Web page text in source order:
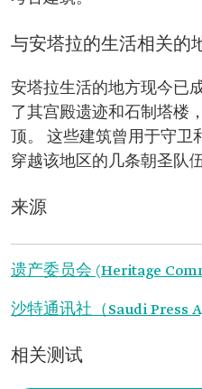
与安塔拉的生活相关的
安塔拉生活的地方现今已
了其宫殿遗迹和石制塔楼
顶。 这些建筑曾用于守卫
穿越该地区的几条朝圣队
来源
遗产委员会 (Heritage
沙特通讯社（Saudi Press
相关测试